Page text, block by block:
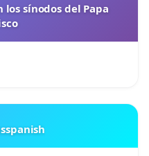
sínodos del Papa